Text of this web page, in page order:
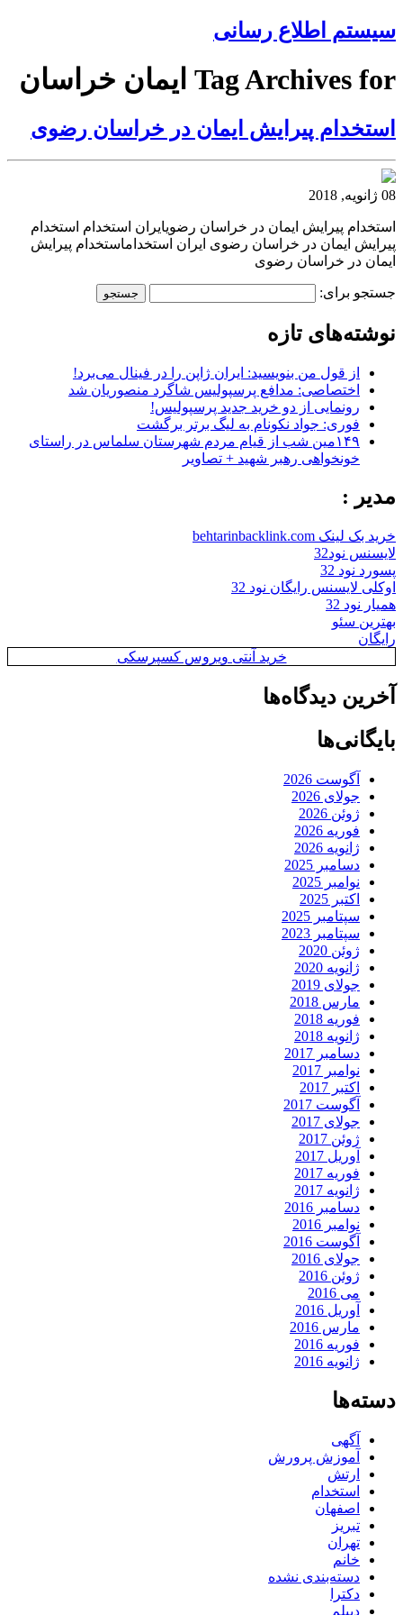
سیستم اطلاع رسانی
Tag Archives for ایمان خراسان
استخدام پیرایش ایمان در خراسان رضوی
08 ژانویه, 2018
استخدام پیرایش ایمان در خراسان رضویایران استخدام استخدام
پیرایش ایمان در خراسان رضوی ایران استخداماستخدام پیرایش
ایمان در خراسان رضوی
جستجو برای:
نوشته‌های تازه
از قول من بنویسید: ایران ژاپن را در فینال می‌برد!
اختصاصی: مدافع پرسپولیس شاگرد منصوریان شد
رونمایی از دو خرید جدید پرسپولیس!
فوری: جواد نکونام به لیگ برتر برگشت
۱۴۹مین شب از قیام مردم شهرستان سلماس در راستای
خونخواهی رهبر شهید + تصاویر
مدیر :
خرید بک لینک behtarinbacklink.com
لایسنس نود32
پسورد نود 32
اوکلی لایسنس رایگان نود 32
همیار نود 32
بهترین سئو
رایگان
خرید آنتی ویروس کسپرسکی
آخرین دیدگاه‌ها
بایگانی‌ها
آگوست 2026
جولای 2026
ژوئن 2026
فوریه 2026
ژانویه 2026
دسامبر 2025
نوامبر 2025
اکتبر 2025
سپتامبر 2025
سپتامبر 2023
ژوئن 2020
ژانویه 2020
جولای 2019
مارس 2018
فوریه 2018
ژانویه 2018
دسامبر 2017
نوامبر 2017
اکتبر 2017
آگوست 2017
جولای 2017
ژوئن 2017
آوریل 2017
فوریه 2017
ژانویه 2017
دسامبر 2016
نوامبر 2016
آگوست 2016
جولای 2016
ژوئن 2016
می 2016
آوریل 2016
مارس 2016
فوریه 2016
ژانویه 2016
دسته‌ها
آگهی
آموزش پرورش
ارتش
استخدام
اصفهان
تبریز
تهران
خانم
دسته‌بندی نشده
دکترا
دیپلم